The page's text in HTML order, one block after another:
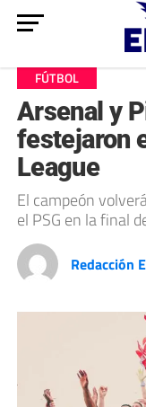
FÚTBOL
Arsenal y
festejaron
League
El campeón
el PSG en la final
Redacción